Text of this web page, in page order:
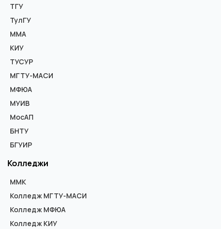
ТГУ
ТулГУ
ММА
КИУ
ТУСУР
МГТУ-МАСИ
МФЮА
МУИВ
МосАП
БНТУ
БГУИР
Колледжи
ММК
Колледж МГТУ-МАСИ
Колледж МФЮА
Колледж КИУ